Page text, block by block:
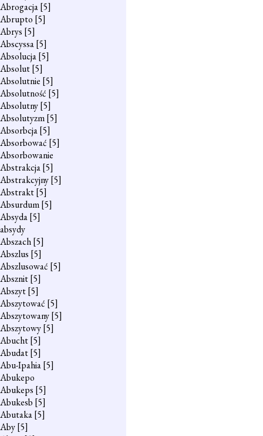
Abrogacja[5]
Abrupto [5]
Abrys [5]
Abscyssa[5]
Absolucja[5]
Absolut[5]
Absolutnie [5]
Absolutność [5]
Absolutny[5]
Absolutyzm[5]
Absorbcja[5]
Absorbować [5]
Absorbowanie
Abstrakcja[5]
Abstrakcyjny[5]
Abstrakt[5]
Absurdum[5]
Absyda[5]
absydy
Abszach[5]
Abszlus [5]
Abszlusować [5]
Absznit[5]
Abszyt[5]
Abszytować [5]
Abszytowany[5]
Abszytowy[5]
Abucht[5]
Abudat[5]
Abu-Ipahia[5]
Abukepo
Abukeps [5]
Abukesb [5]
Abutaka[5]
Aby[5]